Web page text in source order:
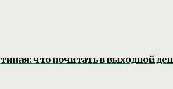
что почитать в выходной